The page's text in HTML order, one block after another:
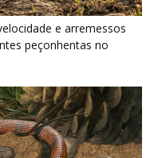
mirim reescreve a